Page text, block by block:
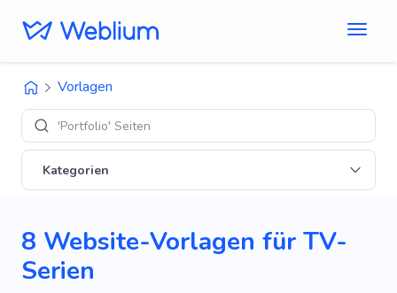
Vorlagen
'Portfolio' Seiten
Kategorien
8 Website-Vorlagen für TV-
Serien